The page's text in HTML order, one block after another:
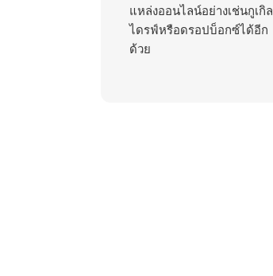
แหล่งออนไลน์อย่างเช่นกูเกิล
ไดรฟ์หรือดรอปบ็อกซ์ได้อีก
ด้วย